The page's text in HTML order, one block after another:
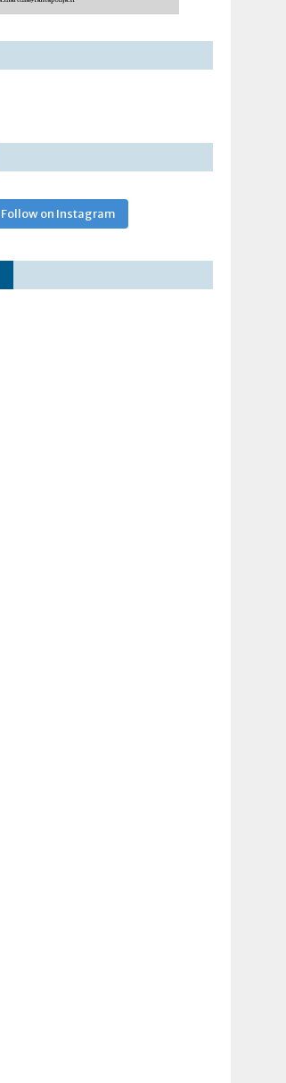
Follow on Instagram